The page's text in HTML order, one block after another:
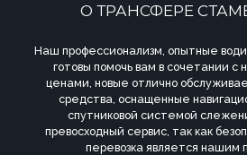
О ТРАНСФЕРЕ
Наш профессионализм, опытные
готовы помочь вам в сочетании
ценами, новые отлично
средства, оснащенные
спутниковой системой
превосходный сервис, так как
перевозка является нашим